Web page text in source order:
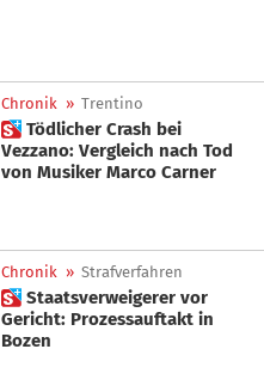
Chronik » Trentino
 Tödlicher Crash bei
Vezzano: Vergleich nach Tod
von Musiker Marco Carner
Chronik » Strafverfahren
 Staatsverweigerer vor
Gericht: Prozessauftakt in
Bozen